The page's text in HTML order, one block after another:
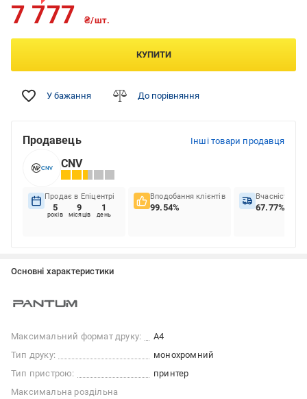
7 777 ₴/шт.
КУПИТИ
У бажання До порівняння
Продавець Інші товари продавця
CNV
Продає в Епіцентрі
5
років
9
місяців
1
день
Вподобання клієнтів
99.54%
Вчасність
67.77%
Основні характеристики
Максимальний формат друку:
А4
Тип друку:
монохромний
Тип пристрою:
принтер
Максимальна роздільна